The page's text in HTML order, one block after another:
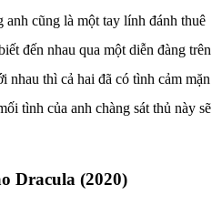
anh cũng là một tay lính đánh thuê
đến nhau qua một diễn đàng trên
nhau thì cả hai đã có tình cảm mặn
tình của anh chàng sát thủ này sẽ
Dracula (2020)